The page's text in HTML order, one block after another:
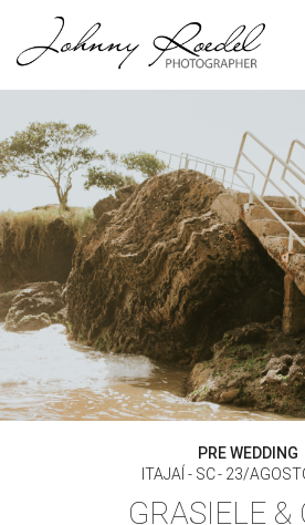
PRE WEDDING
ITAJAÍ - SC
23/
GRASIELE &